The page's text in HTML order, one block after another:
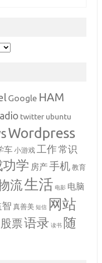
Google HAM
twitter ubuntu
Wordpress
车 小游戏 工作常识
功学 房产手机 教育
流生活 电影 电脑
智 真善美 短信 网站
股票语录 读书 随